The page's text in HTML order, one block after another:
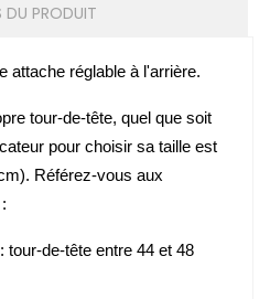
DU PRODUIT
attache réglable à l'arrière.
tour-de-tête, quel que soit
pour choisir sa taille est
Référez-vous aux
: tour-de-tête entre 44 et 48